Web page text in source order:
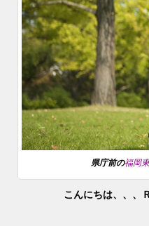
県庁前の福岡
こんにちは、、、